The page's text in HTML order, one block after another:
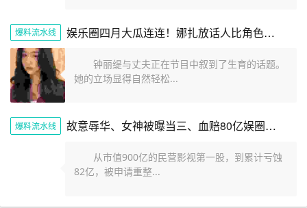
爆料流水线 娱乐圈四月大瓜连连！娜扎放话人比角色美全红婵遭网暴报警内幕
钟丽缇与丈夫正在节目中叙到了生育的话题。
她的立场显得自然轻松...
爆料流水线 故意辱华、女神被曝当三、血赔80亿娱圈的瓜一个比一个劲爆
从市值900亿的民营影视第一股，到累计亏蚀
82亿，被申请重整...